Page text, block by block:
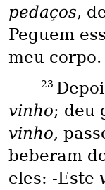
pedaços,
Peguem
meu corpo.
23
vinho; deu
vinho,
beberam
eles: -Este